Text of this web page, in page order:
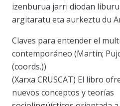
izenburua jarri diodan
argitaratu eta aurkeztu du
Claves para entender el
contemporáneo (Martín;
(coords.))
(Xarxa CRUSCAT) El libro
nuevos conceptos y teorías